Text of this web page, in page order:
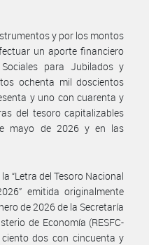
y por los montos
un aporte financiero
para Jubilados y
ochenta mil doscientos
y uno con cuarenta y
del tesoro capitalizables
mayo de 2026 y en las
“Letra del Tesoro Nacional
emitida originalmente
de 2026 de la Secretaría
de Economía (RESFC-
dos con cincuenta y